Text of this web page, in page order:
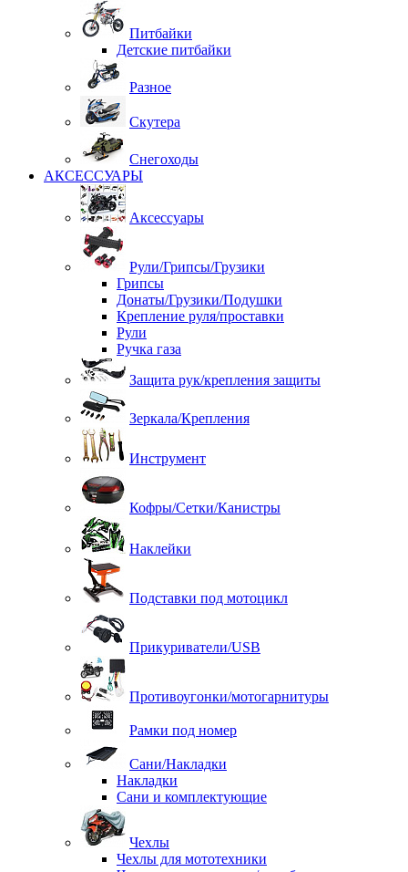
Питбайки
Детские питбайки
Разное
Скутера
Снегоходы
АКСЕССУАРЫ
Аксессуары
Рули/Грипсы/Грузики
Грипсы
Донаты/Грузики/Подушки
Крепление руля/проставки
Рули
Ручка газа
Защита рук/крепления защиты
Зеркала/Крепления
Инструмент
Кофры/Сетки/Канистры
Наклейки
Подставки под мотоцикл
Прикуриватели/USB
Противоугонки/мотогарнитуры
Рамки под номер
Сани/Накладки
Накладки
Сани и комплектующие
Чехлы
Чехлы для мототехники